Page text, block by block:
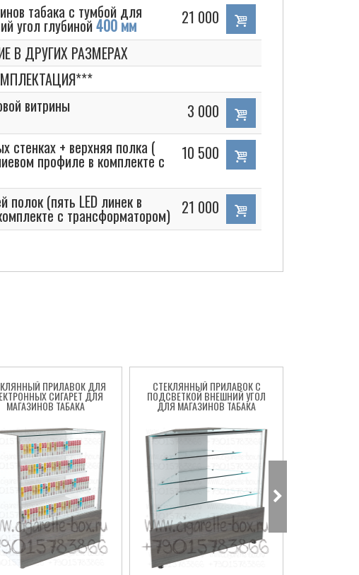
табака с тумбой для
угол глубиной400 мм
21 000
В ДРУГИХ РАЗМЕРАХ
витрины
3 000
стенках + верхняя полка (
профиле в комплекте с 10 500
полок (пять LED линек в
с трансформатором) 21 000
ПРИЛАВОК ДЛЯ
СИГАРЕТ ДЛЯ
МАГАЗИНОВ ТАБАКА
СТЕКЛЯННЫЙ ПРИЛАВОК C
ПОДСВЕТКОЙ ВНЕШНИЙ УГОЛ
ДЛЯ МАГАЗИНОВ ТАБАКА